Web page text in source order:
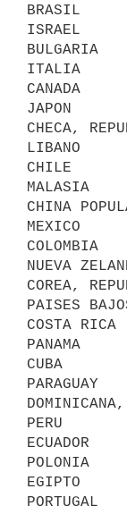
BRASIL
ISRAEL
ITALIA
CANADA
JAPON
CHECA,
LIBANO
CHILE
MALASIA
CHINA
MEXICO
NUEVA
COREA,
PAISES
COSTA
PANAMA
CUBA
PERU
POLONIA
EGIPTO